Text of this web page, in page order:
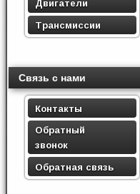
Двигатели
Трансмиссии
Связь с нами
Контакты
Обратный
звонок
Обратная связь